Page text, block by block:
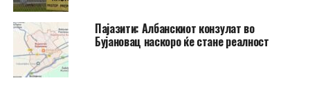
Пајазити: Албанскиот конзулат во
Бујановац наскоро ќе стане реалност